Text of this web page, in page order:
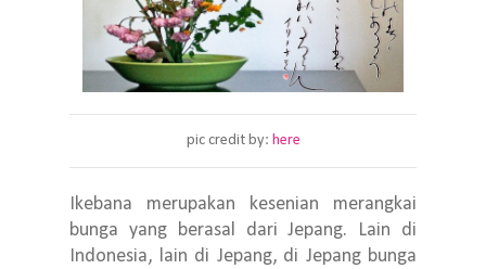
pic credit by: here
Ikebana merupakan kesenian merangkai
bunga yang berasal dari Jepang. Lain di
Indonesia, lain di Jepang, di Jepang bunga